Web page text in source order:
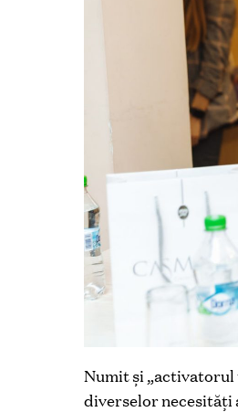
Numit şi
diverselor necesităţi